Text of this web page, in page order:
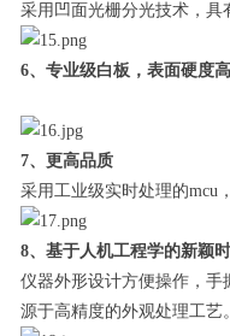
采用凹面光栅分光技术，
6、专业级白板，表面硬度
7、更高品质
采用工业级实时处理的mcu
8、基于人机工程学的新颖
仪器外形设计方便操作，
源于高精度的外观处理工艺